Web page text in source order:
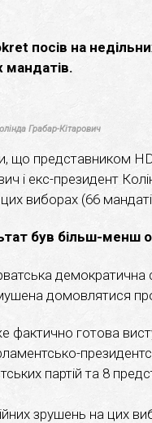
посів на
мандатів.
Грабар-Кітарович
що представником
і екс-президент
виборах (66
був більш-менш
демократична
домовлятися
фактично готова
партій та 8
зрушень на цих